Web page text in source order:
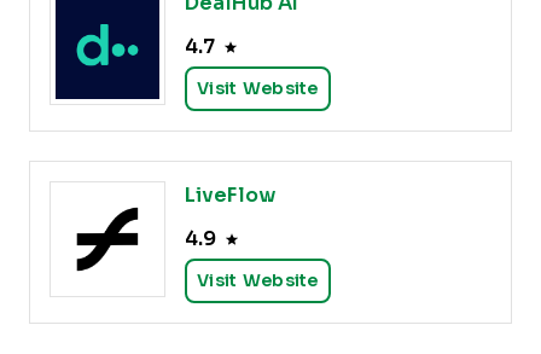
4.7
Visit Website
LiveFlow
4.9
Visit Website